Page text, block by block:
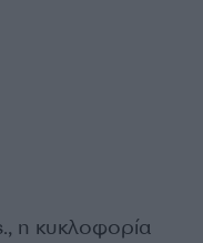
η κυκλοφορία